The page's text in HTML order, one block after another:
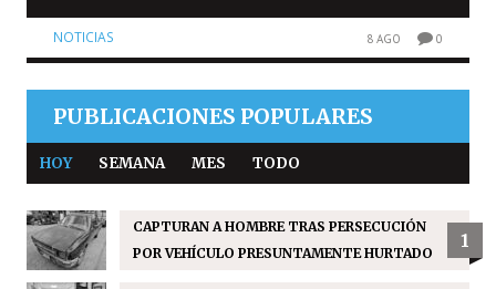
NOTICIAS 8 AGO 0
PUBLICACIONES POPULARES
HOY SEMANA MES TODO
CAPTURAN A HOMBRE TRAS PERSECUCIÓN
POR VEHÍCULO PRESUNTAMENTE HURTADO
1